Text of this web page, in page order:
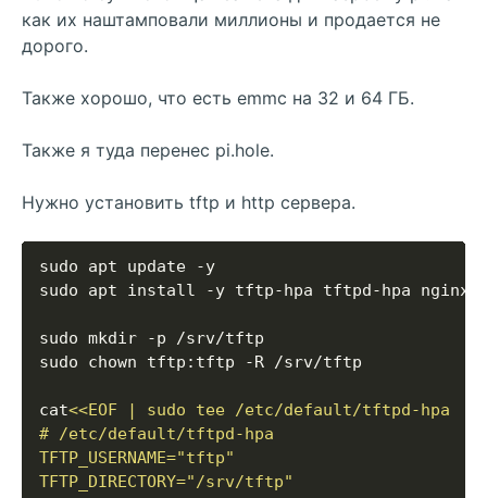
как их наштамповали миллионы и продается не
дорого.
Также хорошо, что есть emmc на 32 и 64 ГБ.
Также я туда перенес pi.hole.
Нужно установить tftp и http сервера.
cat